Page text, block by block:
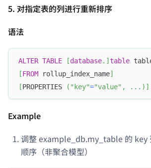
5. 对指定表的列进行重新排序
语法
ALTER TABLE [database. ] table
[FROM rollup_index_name]
[PROPERTIES ( "key"="value" , . . . ) ]
Example
调整 example_db.my_table 的 key
顺序（非聚合模型）